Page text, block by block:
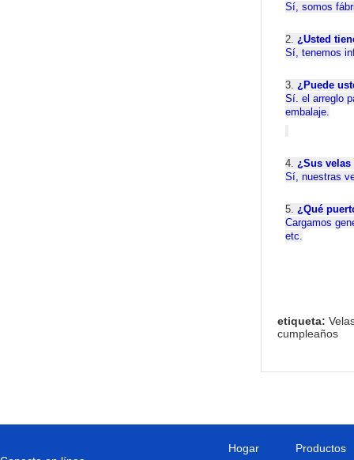
Sí, somos
2. ¿Usted
Sí, tenemos
3. ¿Puede
Sí. el arreglo
embalaje.
4. ¿Sus
Sí, nuestras
5. ¿Qué
Cargamos
etc.
etiqueta:
cumpleaños
Hogar Productos